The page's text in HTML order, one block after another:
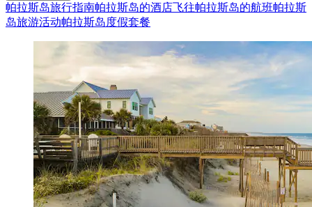
帕拉斯岛旅行指南帕拉斯岛的酒店飞往帕拉斯岛的航班帕拉斯
岛旅游活动帕拉斯岛度假套餐